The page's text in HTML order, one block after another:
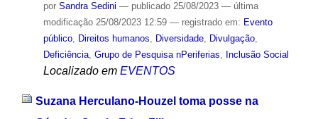
por Sandra Sedini — publicado25/08/2023 — última
modificação25/08/2023 12:59 — registrado em: Evento
público, Direitos humanos, Diversidade, Divulgação,
Deficiência, Grupo de Pesquisa nPeriferias, Inclusão Social
Localizado em EVENTOS
Suzana Herculano-Houzel toma posse na